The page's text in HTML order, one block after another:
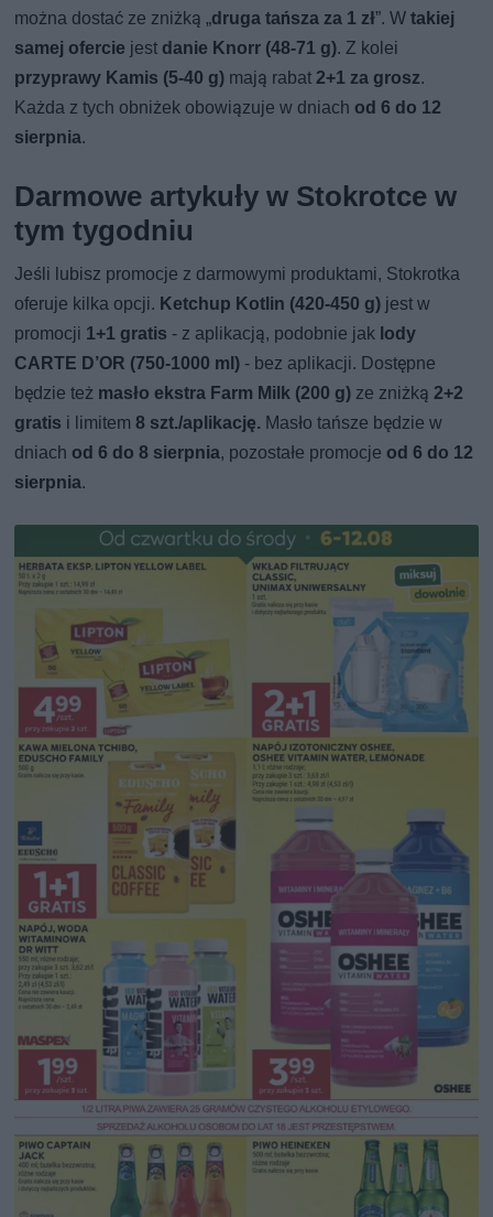
można dostać ze zniżką „druga tańsza za 1 zł”. Wtakiej
samej ofercie jest danie Knorr (48-71 g). Z kolei
przyprawy Kamis (5-40 g) mają rabat2+1 za grosz.
Każda z tych obniżek obowiązuje w dniach od 6 do 12
sierpnia.
Darmowe artykuły w Stokrotce w
tym tygodniu
Jeśli lubisz promocje z darmowymi produktami, Stokrotka
oferuje kilka opcji. Ketchup Kotlin (420-450 g) jest w
promocji 1+1 gratis - z aplikacją, podobnie jak lody
CARTE D’OR (750-1000 ml) - bez aplikacji. Dostępne
będzie też masło ekstra Farm Milk (200 g) ze zniżką2+2
gratis i limitem8 szt./aplikację. Masło tańsze będzie w
dniach od 6 do 8 sierpnia, pozostałe promocje od 6 do 12
sierpnia.